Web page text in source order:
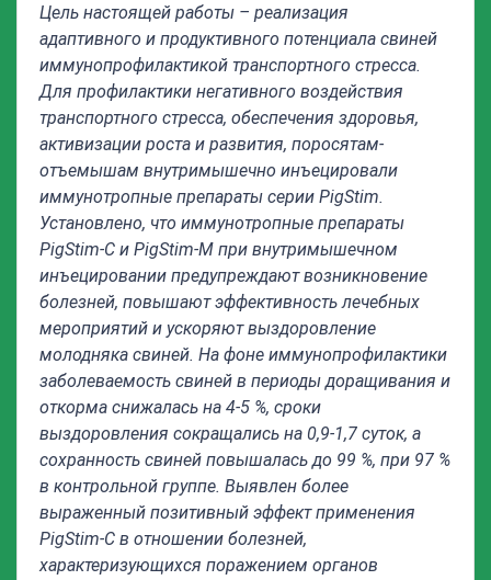
Цель настоящей работы – реализация
адаптивного и продуктивного потенциала свиней
иммунопрофилактикой транспортного стресса.
Для профилактики негативного воздействия
транспортного стресса, обеспечения здоровья,
активизации роста и развития, поросятам-
отъемышам внутримышечно инъецировали
иммунотропные препараты серии PigStim.
Установлено, что иммунотропные препараты
PigStim-C и PigStim-М при внутримышечном
инъецировании предупреждают возникновение
болезней, повышают эффективность лечебных
мероприятий и ускоряют выздоровление
молодняка свиней. На фоне иммунопрофилактики
заболеваемость свиней в периоды доращивания и
откорма снижалась на 4-5 %, сроки
выздоровления сокращались на 0,9-1,7 суток, а
сохранность свиней повышалась до 99 %, при 97 %
в контрольной группе. Выявлен более
выраженный позитивный эффект применения
PigStim-C в отношении болезней,
характеризующихся поражением органов